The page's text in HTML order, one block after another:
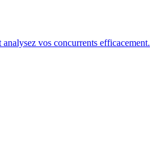
vos concurrents efficacement.